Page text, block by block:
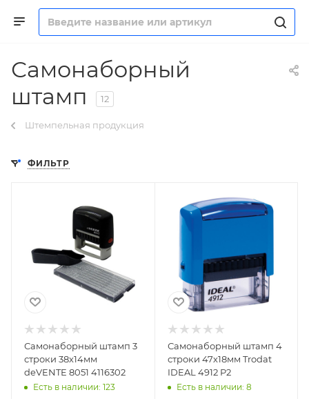
Самонаборный
штамп
12
Штемпельная продукция
ФИЛЬТР
Самонаборный штамп 3
строки 38х14мм
deVENTE 8051 4116302
Есть в наличии: 123
Самонаборный штамп 4
строки 47х18мм Trodat
IDEAL 4912 P2
Есть в наличии: 8